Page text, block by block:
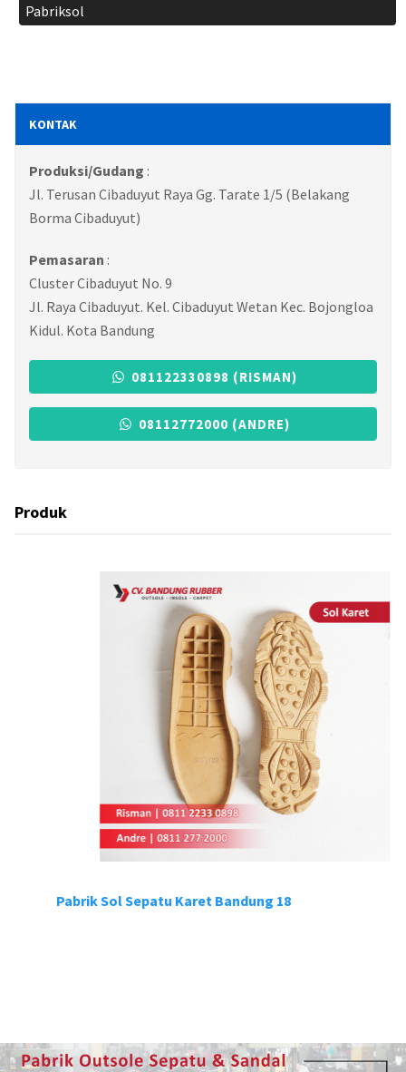
Pabriksol
KONTAK
Produksi/Gudang :
Jl. Terusan Cibaduyut Raya Gg. Tarate 1/5 (Belakang
Borma Cibaduyut)
Pemasaran :
Cluster Cibaduyut No. 9
Jl. Raya Cibaduyut. Kel. Cibaduyut Wetan Kec. Bojongloa
Kidul. Kota Bandung
081122330898 (RISMAN)
08112772000 (ANDRE)
Produk
Pabrik Sol Sepatu Karet Bandung 18